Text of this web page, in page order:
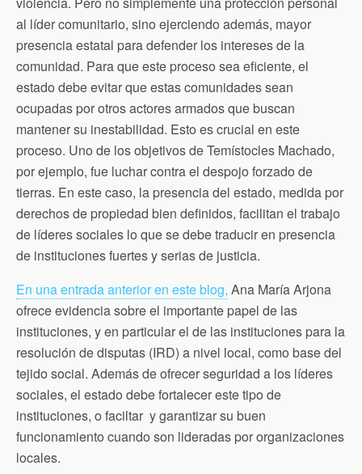
al líder comunitario, sino ejerciendo además, mayor
presencia estatal para defender los intereses de la
comunidad. Para que este proceso sea eficiente, el
estado debe evitar que estas comunidades sean
ocupadas por otros actores armados que buscan
mantener su inestabilidad. Esto es crucial en este
proceso. Uno de los objetivos de Temístocles Machado,
por ejemplo, fue luchar contra el despojo forzado de
tierras. En este caso, la presencia del estado, medida por
derechos de propiedad bien definidos, facilitan el trabajo
de líderes sociales lo que se debe traducir en presencia
de instituciones fuertes y serias de justicia.
En una entrada anterior en este blog, Ana María Arjona
ofrece evidencia sobre el importante papel de las
instituciones, y en particular el de las instituciones para la
resolución de disputas (IRD) a nivel local, como base del
tejido social. Además de ofrecer seguridad a los líderes
sociales, el estado debe fortalecer este tipo de
instituciones, o faciltar y garantizar su buen
funcionamiento cuando son lideradas por organizaciones
locales.